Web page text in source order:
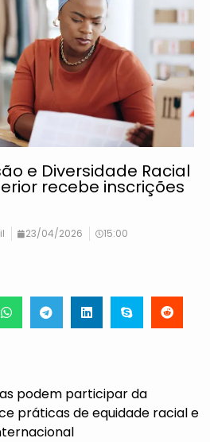
e Diversidade Racial
recebe inscrições
23/04/2026 15:00
podem participar da
práticas de equidade racial e